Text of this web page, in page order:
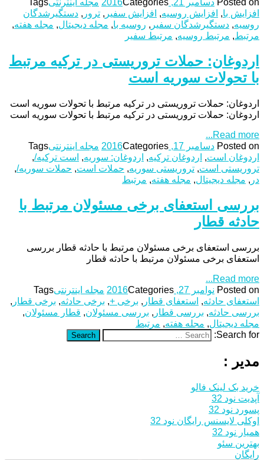
Posted on دسامبر 21, 2016 Categories مجله اینترنتیTags
افزایش با, افزایش روسیه, افزایش سفیر , ترور , دستگیرشدگان
روسیه, دستگیرشدگان سفیر , روسیه با, مجله دیجیتال, مجله هفته,
مرتبط, مرتبط روسیه, مرتبط سفیر
اردوغان: حملات تروریستی در ترکیه مرتبط
با تحولات سوریه است
اردوغان: حملات تروریستی در ترکیه مرتبط با تحولات سوریه است
اردوغان: حملات تروریستی در ترکیه مرتبط با تحولات سوریه است
Read more...
Posted on دسامبر 17, 2016 Categories مجله اینترنتیTags
اردوغان است, اردوغان ترکیه, اردوغان: سوریه, است ترکیه/,
تروریستی است, تروریستی سوریه, حملات است, حملات سوریه/,
در , مجله دیجیتال, مجله هفته, مرتبط
بررسی استعفای برخی مسئولان مرتبط با
حادثه قطار
بررسی استعفای برخی مسئولان مرتبط با حادثه قطار بررسی
استعفای برخی مسئولان مرتبط با حادثه قطار
Read more...
Posted on نوامبر 27, 2016 Categories مجله اینترنتیTags
استعفای حادثه, استعفای قطار , برخی +, برخی حادثه, برخی قطار ,
بررسی حادثه, بررسی قطار , بررسی مسئولان, قطار مسئولان,
مجله دیجیتال, مجله هفته, مرتبط
Search for:
Search
مدیر :
خرید بک لینک فالو
آپدیت نود 32
پسورد نود 32
اوکلی لایسنس رایگان نود 32
همیار نود 32
بهترین سئو
رایگان